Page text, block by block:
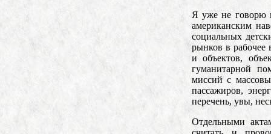
Я уже не говорю
американским
социальных
рынков в рабочее
и объектов,
гуманитарной
миссий с
пассажиров,
перечень, увы,
Отдельными